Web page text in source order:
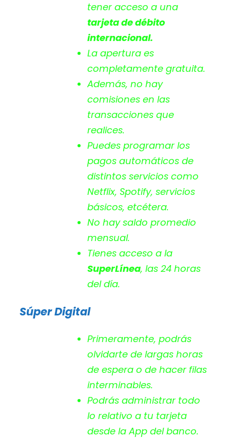
tener acceso a una
tarjeta de débito
internacional.
La apertura es
completamente gratuita.
Además, no hay
comisiones en las
transacciones que
realices.
Puedes programar los
pagos automáticos de
distintos servicios como
Netflix, Spotify, servicios
básicos, etcétera.
No hay saldo promedio
mensual.
Tienes acceso a la
SuperLínea, las 24 horas
del día.
Súper Digital
Primeramente, podrás
olvidarte de largas horas
de espera o de hacer filas
interminables.
Podrás administrar todo
lo relativo a tu tarjeta
desde la App del banco.